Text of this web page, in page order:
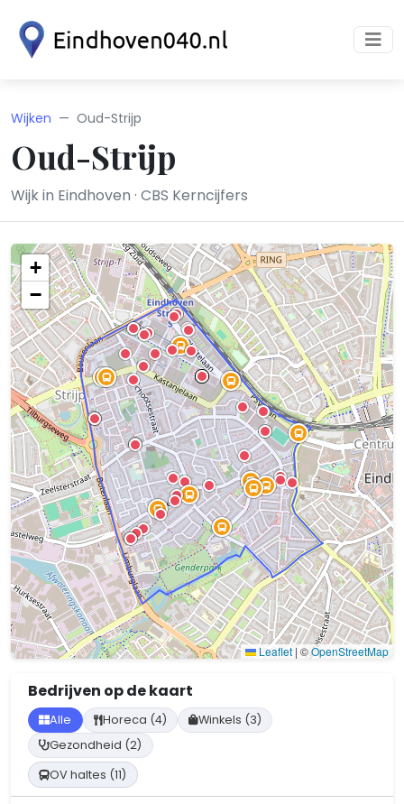
Wijken Oud-Strijp
Oud-Strijp
Wijk in Eindhoven · CBS Kerncijfers
+
−
Leaflet | ©OpenStreetMap
Bedrijven op de kaart
Alle Horeca (4)
Winkels (3)
Gezondheid (2)
OV haltes (11)